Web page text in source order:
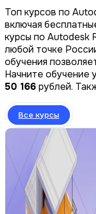
Топ курсов по
включая
курсы по Autodesk
любой точке
обучения
Начните обучение
50 166рублей.
Все курсы